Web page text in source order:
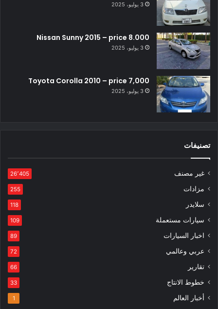
3 يوليو، 2025
Nissan Sunny 2015 – price 8.000
3 يوليو، 2025
Toyota Corolla 2010 – price 7,000
3 يوليو، 2025
تصنيفات
غير مصنف 26٬405
مزادات 255
سلايدر 118
سيارات مستعملة 109
اخبار السيارات 89
عربي وعالمي 72
تقارير 66
خطوط الانتاج 33
أخبار العالم 1